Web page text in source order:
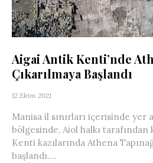
Aigai Antik Kenti’nde
Çıkarılmaya Başlandı
12 Ekim 2021
Manisa il sınırları içerisinde yer
bölgesinde, Aiol halkı tarafından
Kenti kazılarında Athena
başlandı....